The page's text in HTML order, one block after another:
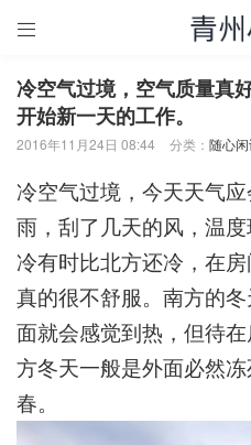

冷空气过境，空气质量真
开始新一天的工作。
2016年11月24日 08:44 分类： 随心闲
冷空气过境，今天天气
雨，刮了几天的风，温
冷有时比北方还冷，在
真的很不舒服。南方的
面就会感觉到热，但待
方冬天一般是外面必然
春。